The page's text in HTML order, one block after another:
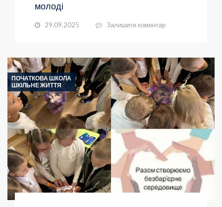
молоді
29.09.2025 Залишити коментар
ПОЧАТКОВА ШКОЛА
ШКІЛЬНЕ ЖИТТЯ